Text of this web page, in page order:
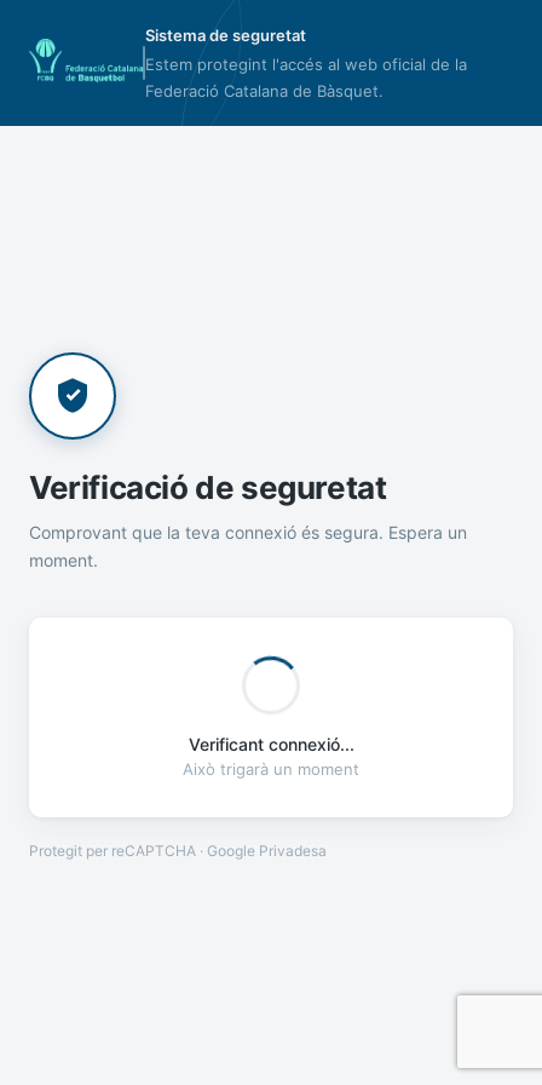
Sistema de seguretat
Estem protegint l'accés al web oficial de la
Federació Catalana de Bàsquet.
Verificació de seguretat
Comprovant que la teva connexió és segura. Espera un
moment.
Verificant connexió...
Això trigarà un moment
Protegit per reCAPTCHA · Google Privadesa